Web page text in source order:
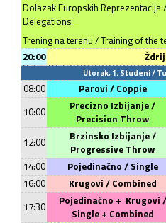
Dolazak Europskih Reprezentacija
Delegations
Trening na terenu / Training of the
20:00
Utorak, 1. Studeni/
08:00 Parovi / Coppie
10:00
Precizno Izbijanje /
Precision Throw
12:00
Brzinsko Izbijanje /
Progressive Throw
14:00 Pojedinačno / Single
16:00 Krugovi / Combined
17:30 Pojedinačno + Krugovi /
Single + Combined